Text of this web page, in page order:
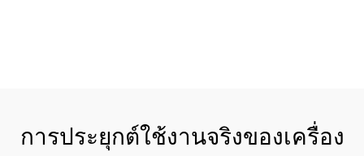
การประยุกต์ใช้งานจริงของเครื่อง